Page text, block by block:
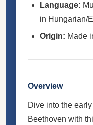
Language:
in Hungarian/
Origin: Made
Overview
Dive into the
Beethoven with